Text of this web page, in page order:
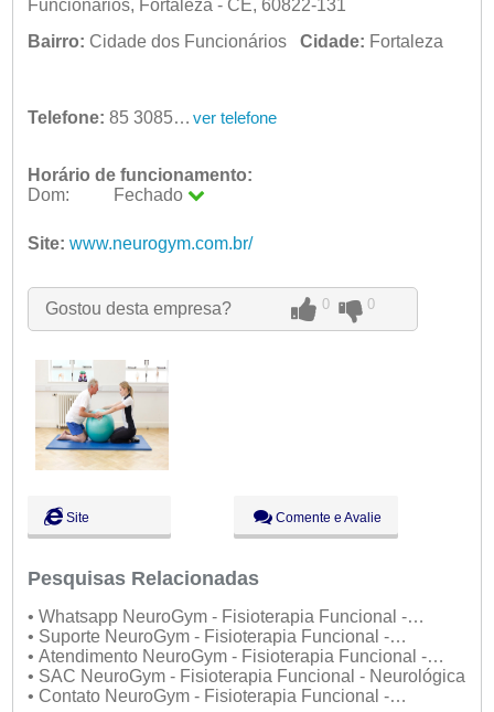
Funcionários, Fortaleza - CE, 60822-131
Bairro: Cidade dos Funcionários Cidade: Fortaleza
Telefone: 85 3085-6874 ver telefone
Horário de funcionamento:
Dom:
Fechado
Ter:
09:00 - 18:00
Qui:
09:00 - 18:00
Sex:
09:00 - 18:00
Site: www.neurogym.com.br/
Gostou desta empresa? 0 0
Site Comente e Avalie
Pesquisas Relacionadas
• Whatsapp NeuroGym - Fisioterapia Funcional -
Neurológica
• Suporte NeuroGym - Fisioterapia Funcional -
Neurológica
• Atendimento NeuroGym - Fisioterapia Funcional -
Neurológica
• SAC NeuroGym - Fisioterapia Funcional - Neurológica
• Contato NeuroGym - Fisioterapia Funcional -